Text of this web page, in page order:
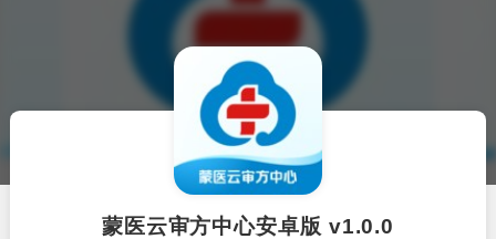
蒙医云审方中心安卓版 v1.0.0